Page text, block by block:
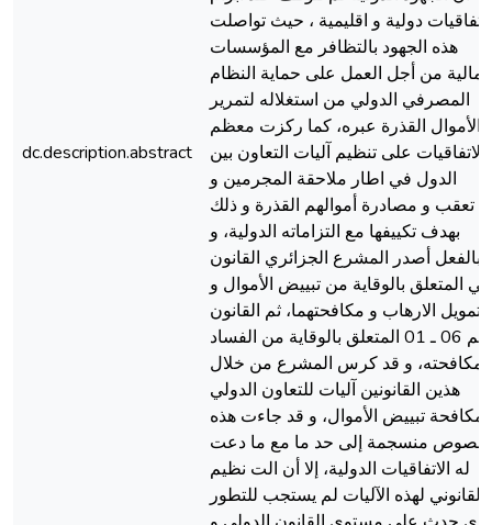
dc.description.abstract
اتفاقيات دولية و اقليمية ، حيث تواصلت
هذه الجهود بالتظافر مع المؤسسات
المالية من أجل العمل على حماية النظام
المصرفي الدولي من استغلاله لتمرير
الأموال القذرة عبره، كما ركزت معظم
الاتفاقيات على تنظيم آليات التعاون بين
الدول في اطار ملاحقة المجرمين و
تعقب و مصادرة أموالهم القذرة و ذلك
بهدف تكييفها مع التزاماته الدولية، و
بالفعل أصدر المشرع الجزائري القانون
في المتعلق بالوقاية من تبييض الأموال و
تمويل الارهاب و مكافحتهما، ثم القانون
رقم 06 ـ 01 المتعلق بالوقاية من الفساد
مكافحته، و قد كرس المشرع من خلال
هذين القانونين آليات للتعاون الدولي
لمكافحة تبييض الأموال، و قد جاءت هذه
النصوص منسجمة إلى حد ما مع ما دعت
له الاتفاقيات الدولية، إلا أن الت نظيم
القانوني لهذه الآليات لم يستجب للتطور